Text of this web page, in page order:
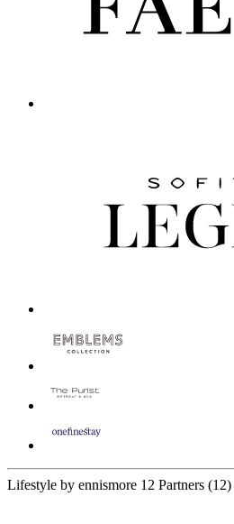
Lifestyle by ennismore 12 Partners (12)